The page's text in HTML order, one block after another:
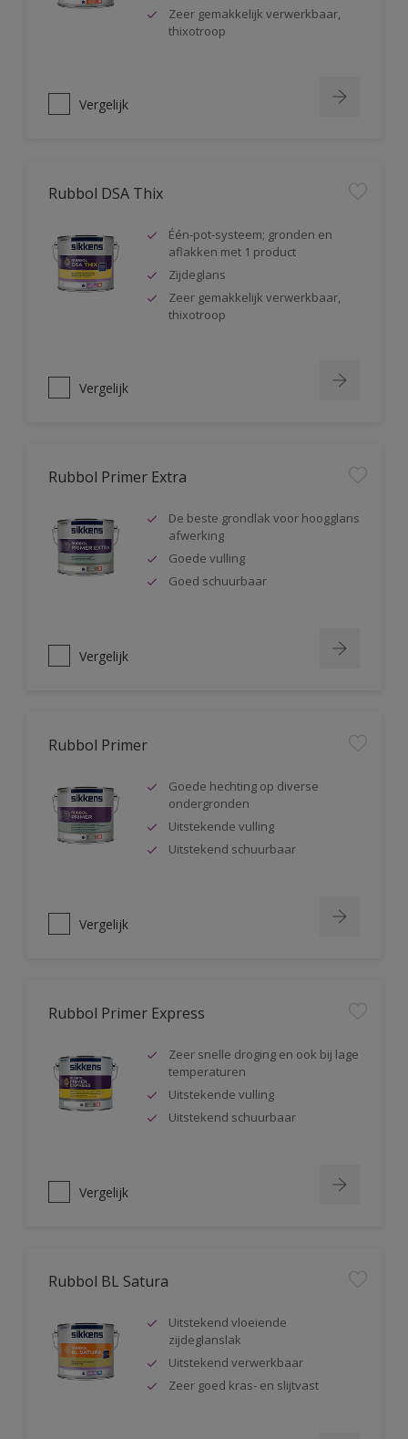
Zeer gemakkelijk verwerkbaar,
thixotroop
Vergelijk
Rubbol DSA Thix
Één-pot-systeem; gronden en
aflakken met 1 product
Zijdeglans
Zeer gemakkelijk verwerkbaar,
thixotroop
Vergelijk
Rubbol Primer Extra
De beste grondlak voor hoogglans
afwerking
Goede vulling
Goed schuurbaar
Vergelijk
Rubbol Primer
Goede hechting op diverse
ondergronden
Uitstekende vulling
Uitstekend schuurbaar
Vergelijk
Rubbol Primer Express
Zeer snelle droging en ook bij lage
temperaturen
Uitstekende vulling
Uitstekend schuurbaar
Vergelijk
Rubbol BL Satura
Uitstekend vloeiende
zijdeglanslak
Uitstekend verwerkbaar
Zeer goed kras- en slijtvast